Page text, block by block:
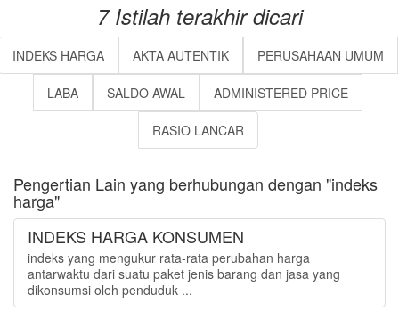
7 Istilah terakhir dicari
INDEKS HARGA AKTA AUTENTIK PERUSAHAAN UMUM
LABA SALDO AWAL ADMINISTERED PRICE
RASIO LANCAR
Pengertian Lain yang berhubungan dengan "indeks
harga"
INDEKS HARGA KONSUMEN
indeks yang mengukur rata-rata perubahan harga
antarwaktu dari suatu paket jenis barang dan jasa yang
dikonsumsi oleh penduduk ...